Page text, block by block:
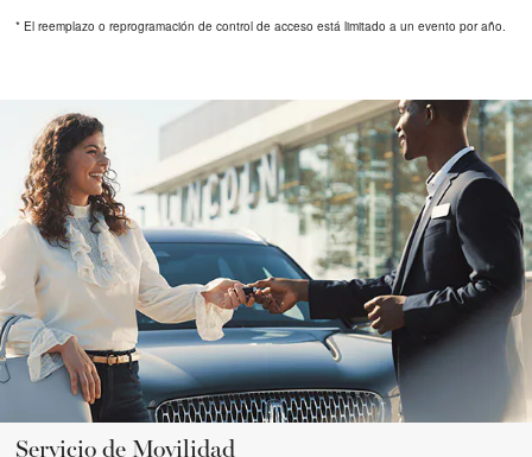
* El reemplazo o reprogramación de control de acceso está limitado a un evento por año.
Servicio de Movilidad